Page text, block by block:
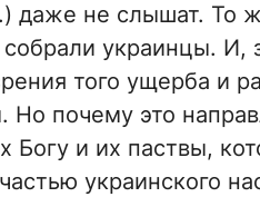
даже не слышат. То
украинцы. И,
того ущерба и
Но почему это
Богу и их паствы,
украинского